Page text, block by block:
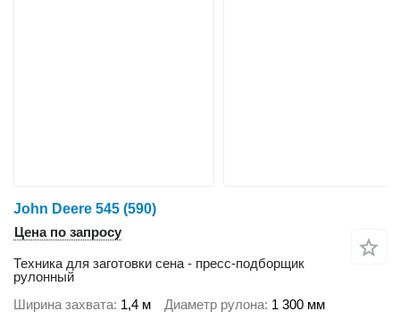
John Deere 545 (590)
Цена по запросу
Техника для заготовки сена - пресс-подборщик
рулонный
Ширина захвата 1,4 м Диаметр рулона 1 300 мм